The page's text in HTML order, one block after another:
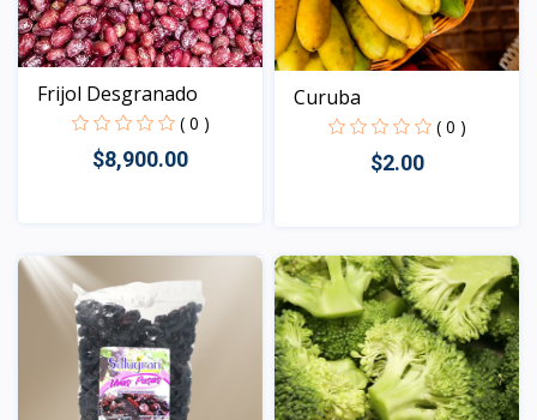
Frijol Desgranado
( 0 )
$8,900.00
Vista
Curuba
( 0 )
$2.00
Vista